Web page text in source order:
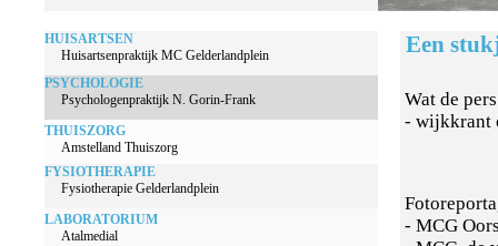
HUISARTSEN
Huisartsenpraktijk MC Gelderlandplein
PSYCHOLOGIE
Psychologenpraktijk N. Gorin-Frank
THUISZORG
Amstelland Thuiszorg
FYSIOTHERAPIE
Fysiotherapie Gelderlandplein
LABORATORIUM
Atalmedial
Een
Wat de
- wijkkrant
- MCG